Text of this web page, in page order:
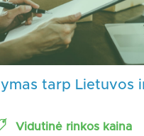
tarp Lietuvos
Vidutinė rinkos kaina